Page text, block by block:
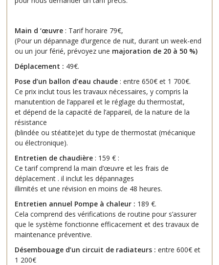
Main d ‘œuvre : Tarif horaire 79€,
(Pour un dépannage d’urgence de nuit, durant un week-end
ou un jour férié, prévoyez une majoration de 20 à 50 %)
Déplacement : 49€.
Pose d’un ballon d’eau chaude : entre 650€ et 1 700€.
Ce prix inclut tous les travaux nécessaires, y compris la
manutention de l’appareil et le réglage du thermostat,
et dépend de la capacité de l’appareil, de la nature de la
résistance
(blindée ou stéatite)et du type de thermostat (mécanique
ou électronique).
Entretien de chaudière : 159 € :
Ce tarif comprend la main d’œuvre et les frais de
déplacement . il inclut les dépannages
illimités et une révision en moins de 48 heures.
Entretien annuel Pompe à chaleur : 189 €.
Cela comprend des vérifications de routine pour s’assurer
que le système fonctionne efficacement et des travaux de
maintenance préventive.
Désembouage d’un circuit de radiateurs : entre 600€ et
1 200€